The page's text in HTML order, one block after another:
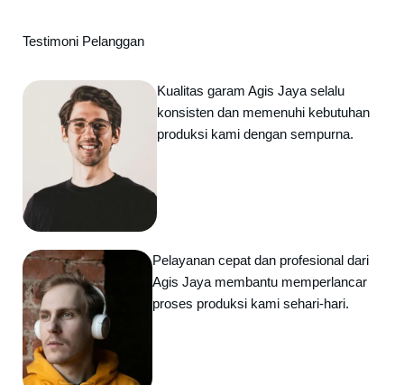
Testimoni Pelanggan
Kualitas garam Agis Jaya selalu
konsisten dan memenuhi kebutuhan
produksi kami dengan sempurna.
Pelayanan cepat dan profesional dari
Agis Jaya membantu memperlancar
proses produksi kami sehari-hari.